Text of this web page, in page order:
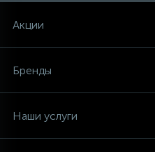
Акции
Бренды
Наши услуги